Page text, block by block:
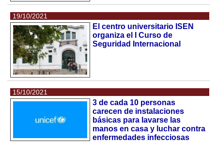
19/10/2021
El centro universitario ISEN
organiza el I Curso de
Seguridad Internacional
15/10/2021
3 de cada 10 personas
carecen de instalaciones
básicas para lavarse las
manos en casa y luchar contra
enfermedades infecciosas